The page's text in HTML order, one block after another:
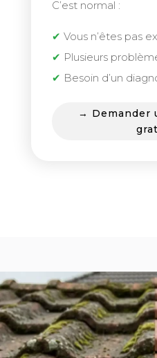
C’est normal :
✔ Vous n’êtes pas
✔ Plusieurs
✔ Besoin d’un
→ Demander